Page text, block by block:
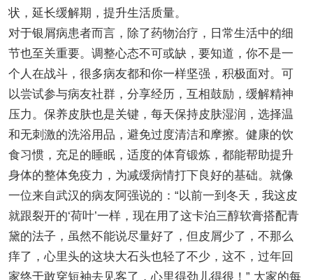
状，延长缓解期，提升生活质量。
对于银屑病患者而言，除了药物治疗，日常生活中的细
节也至关重要。调整心态不可或缺，要知道，你不是一
个人在战斗，很多病友都和你一样坚强，积极面对。可
以尝试参与病友社群，分享经历，互相鼓励，缓解精神
压力。保养皮肤也是关键，每天保持皮肤湿润，选择温
和无刺激的洗浴用品，避免过度清洁和摩擦。健康的饮
食习惯，充足的睡眠，适度的体育锻炼，都能帮助提升
身体的整体免疫力，为减缓病情打下良好的基础。就像
一位来自武汉的病友阿强说的：“以前一到冬天，我这皮
就跟裂开的‘荷叶’一样，现在用了这卡泊三醇软膏搭配青
黛的法子，虽然不能说尽量好了，但皮屑少了，不那么
痒了，心里头的这块大石头也轻了不少，这不，过年回
家终于敢穿短袖去见客了，心里得劲儿得很！” 大家的每